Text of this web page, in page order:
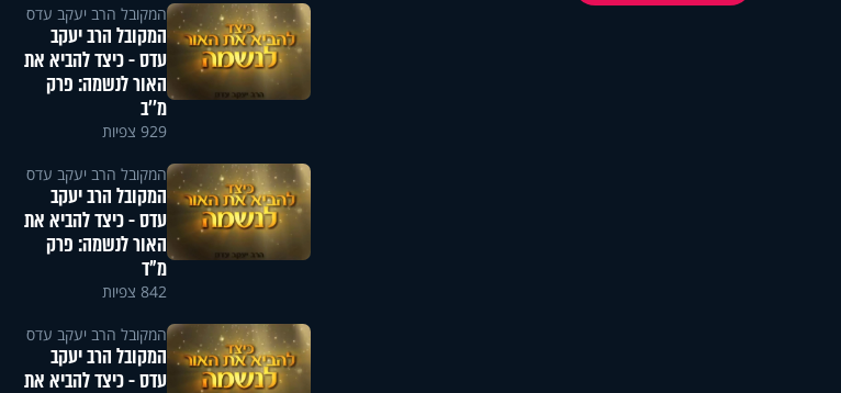
המקובל הרב יעקב עדס
המקובל הרב יעקב
עדס - כיצד להביא את
האור לנשמה: פרק
מ''ב
929 צפיות
המקובל הרב יעקב עדס
המקובל הרב יעקב
עדס - כיצד להביא את
האור לנשמה: פרק
מ"ד
842 צפיות
המקובל הרב יעקב עדס
המקובל הרב יעקב
עדס - כיצד להביא את